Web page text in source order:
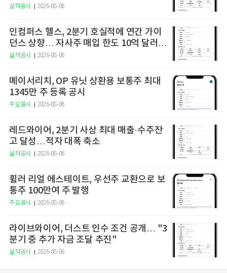
실적공시 2026-08-06
인컴퍼스 헬스, 2분기 호실적에 연간 가이
던스 상향… 자사주 매입 한도 10억 달러로
확대
실적공시 2026-08-06
메이서리치, OP 유닛 상환용 보통주 최대
1345만 주 등록 공시
주요공시 2026-08-06
레드와이어, 2분기 사상 최대 매출·수주잔
고 달성…적자 대폭 축소
실적공시 2026-08-06
휠러 리얼 에스테이트, 우선주 교환으로 보
통주 100만여 주 발행
주요공시 2026-08-06
라이브와이어, 더스트 인수 조건 공개… "3
분기 중 추가 자금 조달 추진"
실적공시 2026-08-06